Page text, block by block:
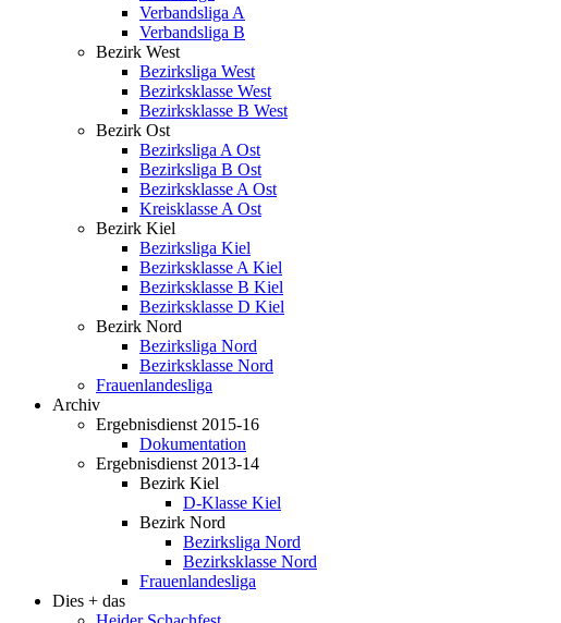
Verbandsliga A
Verbandsliga B
Bezirk West
Bezirksliga West
Bezirksklasse West
Bezirksklasse B West
Bezirk Ost
Bezirksliga A Ost
Bezirksliga B Ost
Bezirksklasse A Ost
Kreisklasse A Ost
Bezirk Kiel
Bezirksliga Kiel
Bezirksklasse A Kiel
Bezirksklasse B Kiel
Bezirksklasse D Kiel
Bezirk Nord
Bezirksliga Nord
Bezirksklasse Nord
Frauenlandesliga
Archiv
Ergebnisdienst 2015-16
Dokumentation
Ergebnisdienst 2013-14
Bezirk Kiel
D-Klasse Kiel
Bezirk Nord
Bezirksliga Nord
Bezirksklasse Nord
Frauenlandesliga
Dies + das